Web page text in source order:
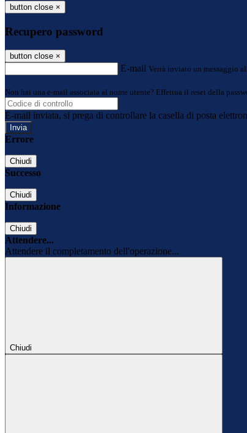
button close ×
Recupero password
button close ×
E-mail Verrà inviato un messaggio
Non hai una e-mail associata al nome utente? Effettua il reset della
E-mail inviata, si prega di controllare la casella di posta
Errore
Chiudi
Successo
Chiudi
Informazione
Chiudi
Attendere...
Attendere il completamento dell'operazione...
Chiudi